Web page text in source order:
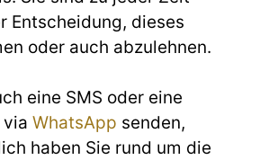
Entscheidung, dieses
oder auch abzulehnen.
eine SMS oder eine
WhatsApp senden,
haben Sie rund um die